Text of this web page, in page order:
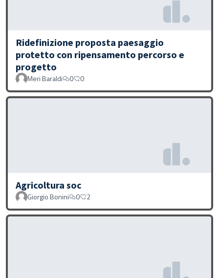
Ridefinizione proposta paesaggio
protetto con ripensamento percorso e
progetto
Meri Baraldi 0 0
Agricoltura soc
Giorgio Bonini 0 2